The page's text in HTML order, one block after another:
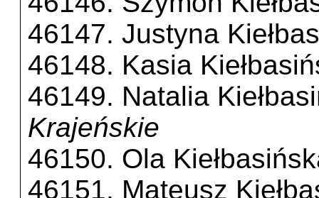
46147. Justyna
46148. Kasia
46149. Natalia
Krajeńskie
46150. Ola
46151. Mateusz